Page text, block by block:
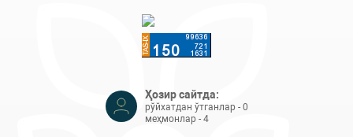
Ҳозир сайтда:
рўйхатдан ўтганлар - 0
меҳмонлар - 4